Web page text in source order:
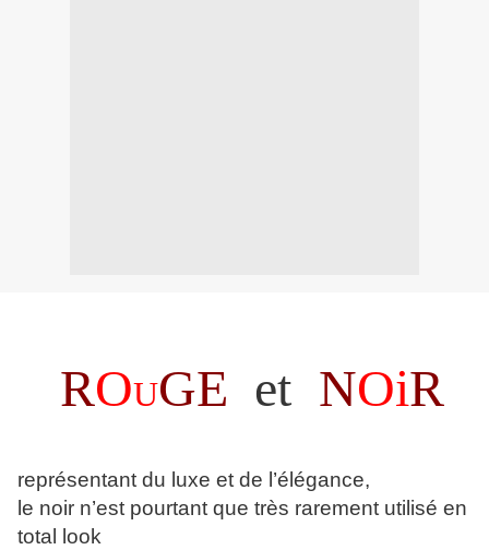
ROUGE et NOiR
représentant du luxe et de l’élégance,
le noir n’est pourtant que très rarement utilisé en
total look